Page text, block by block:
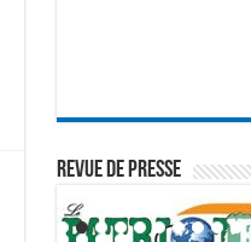
REVUE DE PRESSE